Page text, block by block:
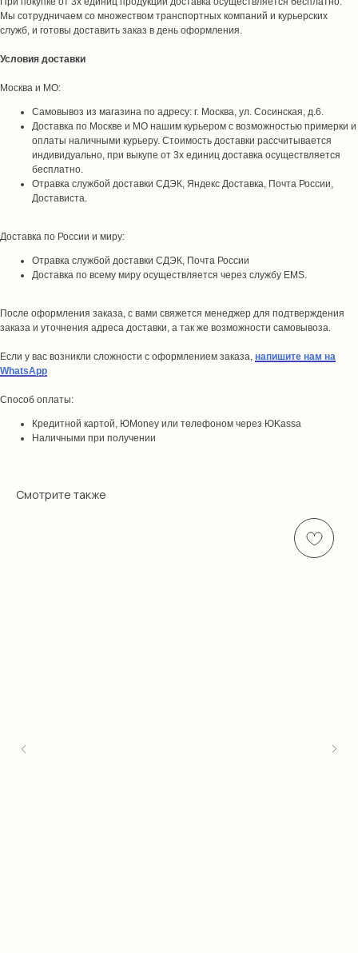
Мы сотрудничаем со множеством транспортных компаний и курьерских
служб, и готовы доставить заказ в день оформления.
Условия доставки
Москва и МО:
Самовывоз из магазина по адресу: г. Москва, ул. Сосинская, д.6.
Доставка по Москве и МО нашим курьером с возможностью примерки и
оплаты наличными курьеру. Стоимость доставки рассчитывается
индивидуально, при выкупе от 3х единиц доставка осуществляется
бесплатно.
Отравка службой доставки СДЭК, Яндекс Доставка, Почта России,
Достависта.
Доставка по России и миру:
Отравка службой доставки СДЭК, Почта России
Доставка по всему миру осуществляется через службу EMS.
После оформления заказа, с вами свяжется менеджер для подтверждения
заказа и уточнения адреса доставки, а так же возможности самовывоза.
Если у вас возникли сложности с оформлением заказа, напишите нам на
WhatsApp
Способ оплаты:
Кредитной картой, ЮMoney или телефоном через ЮKassa
Наличными при получении
Смотрите также